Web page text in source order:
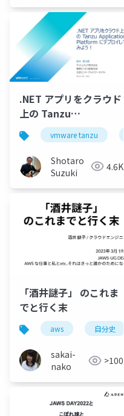
.NET アプリをクラウド
上の Tanzu
Application Platform
にデプロイしてみよ
う！-for-.NET Lab
20230325-fin
vmware tanzu
Shotaro
Suzuki
4.6K
「酒井謎子」 のこれま
でと行く末
aws 自分史
sakai-
nako
>100